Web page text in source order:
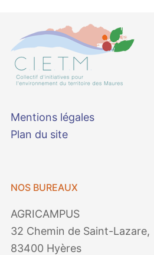
Mentions légales
Plan du site
NOS BUREAUX
AGRICAMPUS
32 Chemin de Saint-Lazare,
83400 Hyères